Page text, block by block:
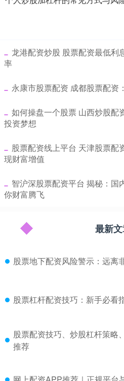
龙港配资炒股 股票配资最低利
率
永康市股票配资 成都股票配资
如何操盘一个股票 山西炒股配
投资梦想
股票配资线上平台 天津股票配
现财富增值
智沪深股票配资平台 揭秘：国
你财富腾飞
最新
股票地下配资风险警示：远离
股票杠杆配资技巧：新手必看
股票配资技巧、炒股杠杆策略
推荐